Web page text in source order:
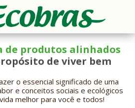
de produtos alinhados
de viver bem
o essencial significado de uma
e conceitos sociais e ecológicos
melhor para você e todos!